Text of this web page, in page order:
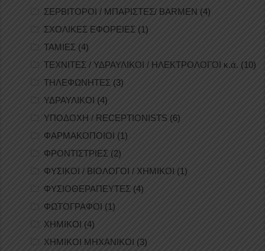
ΣΕΡΒΙΤΟΡΟΙ / ΜΠΑΡΙΣΤΕΣ/ BARMEN (4)
ΣΧΟΛΙΚΕΣ ΕΦΟΡΕΙΕΣ (1)
ΤΑΜΙΕΣ (4)
ΤΕΧΝΙΤΕΣ / ΥΔΡΑΥΛΙΚΟΙ / ΗΛΕΚΤΡΟΛΟΓΟΙ κ.ά. (10)
ΤΗΛΕΦΩΝΗΤΕΣ (3)
ΥΔΡΑΥΛΙΚΟΙ (4)
ΥΠΟΔΟΧΗ / RECEPTIONISTS (6)
ΦΑΡΜΑΚΟΠΟΙΟΙ (1)
ΦΡΟΝΤΙΣΤΡΙΕΣ (2)
ΦΥΣΙΚΟΙ / ΒΙΟΛΟΓΟΙ / ΧΗΜΙΚΟΙ (1)
ΦΥΣΙΟΘΕΡΑΠΕΥΤΕΣ (4)
ΦΩΤΟΓΡΑΦΟΙ (1)
ΧΗΜΙΚΟΙ (4)
ΧΗΜΙΚΟΙ ΜΗΧΑΝΙΚΟΙ (3)